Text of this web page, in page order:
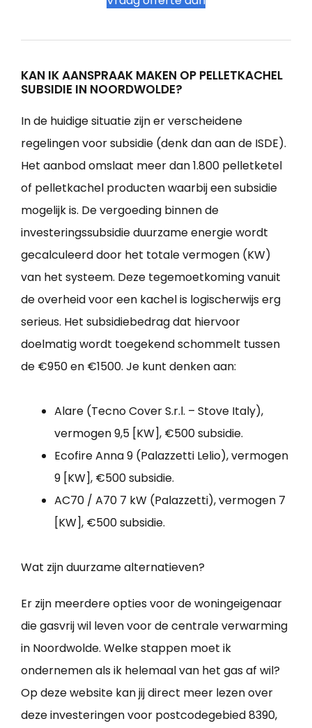
KAN IK AANSPRAAK MAKEN OP PELLETKACHEL
SUBSIDIE IN NOORDWOLDE?
In de huidige situatie zijn er verscheidene
regelingen voor subsidie (denk dan aan de ISDE).
Het aanbod omslaat meer dan 1.800 pelletketel
of pelletkachel producten waarbij een subsidie
mogelijk is. De vergoeding binnen de
investeringssubsidie duurzame energie wordt
gecalculeerd door het totale vermogen (KW)
van het systeem. Deze tegemoetkoming vanuit
de overheid voor een kachel is logischerwijs erg
serieus. Het subsidiebedrag dat hiervoor
doelmatig wordt toegekend schommelt tussen
de €950 en €1500. Je kunt denken aan:
Alare (Tecno Cover S.r.l. – Stove Italy),
vermogen 9,5 [KW], €500 subsidie.
Ecofire Anna 9 (Palazzetti Lelio), vermogen
9 [KW], €500 subsidie.
AC70 / A70 7 kW (Palazzetti), vermogen 7
[KW], €500 subsidie.
Wat zijn duurzame alternatieven?
Er zijn meerdere opties voor de woningeigenaar
die gasvrij wil leven voor de centrale verwarming
in Noordwolde. Welke stappen moet ik
ondernemen als ik helemaal van het gas af wil?
Op deze website kan jij direct meer lezen over
deze investeringen voor postcodegebied 8390,